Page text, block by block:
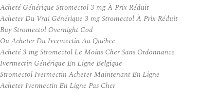
Acheté Générique Stromectol 3 mg À Prix Réduit
Acheter Du Vrai Générique 3 mg Stromectol À Prix Réduit
Buy Stromectol Overnight Cod
Ou Acheter Du Ivermectin Au Québec
Acheté 3 mg Stromectol Le Moins Cher Sans Ordonnance
Ivermectin Générique En Ligne Belgique
Stromectol Ivermectin Acheter Maintenant En Ligne
Acheter Ivermectin En Ligne Pas Cher